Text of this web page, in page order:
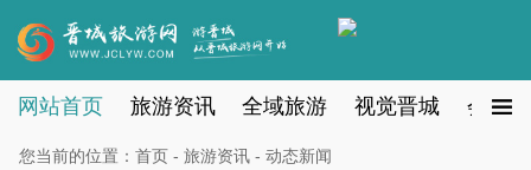
网站首页 旅游资讯 全域旅游 视觉晋城 会员
您当前的位置： 首页 - 旅游资讯 - 动态新闻